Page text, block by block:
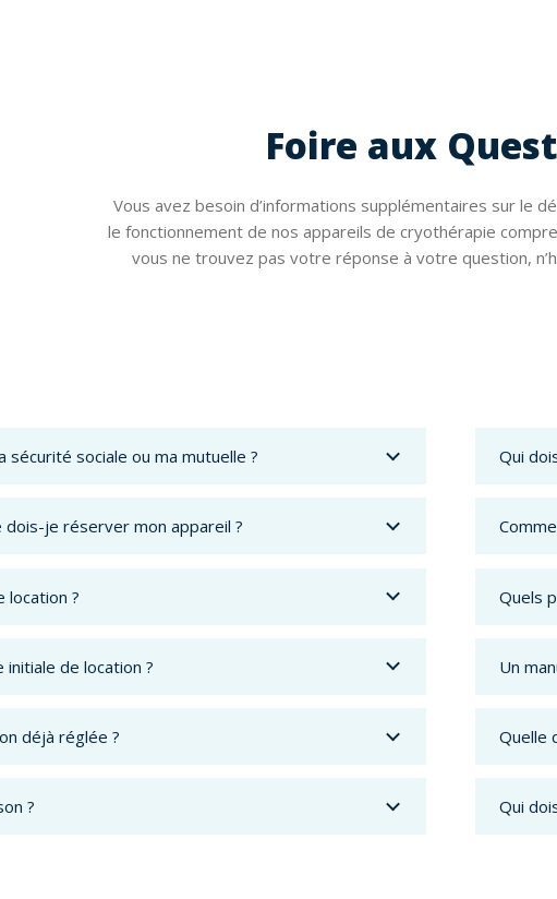
Foire aux
Vous avez besoin d’informations supplémentaires sur le
le fonctionnement de nos appareils de cryothérapie
vous ne trouvez pas votre réponse à votre question,
sociale ou ma mutuelle ?
dois-je réserver mon appareil ?
location ?
de location ?
déjà réglée ?
?
Qui
Quels
Un
Quelle
Qui